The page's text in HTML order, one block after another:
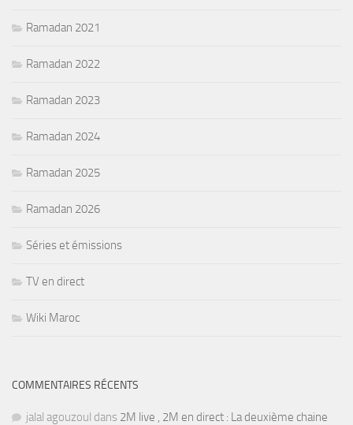
Ramadan 2021
Ramadan 2022
Ramadan 2023
Ramadan 2024
Ramadan 2025
Ramadan 2026
Séries et émissions
TV en direct
Wiki Maroc
COMMENTAIRES RÉCENTS
jalal agouzoul dans 2M live , 2M en direct : La deuxième chaine